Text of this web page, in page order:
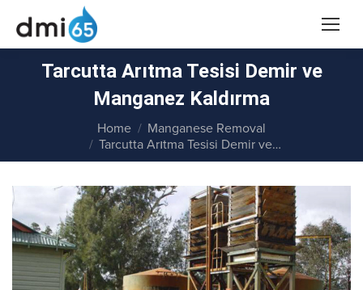
Tarcutta Arıtma Tesisi Demir ve
Manganez Kaldırma
Home
Manganese Removal
Tarcutta Arıtma Tesisi Demir ve…